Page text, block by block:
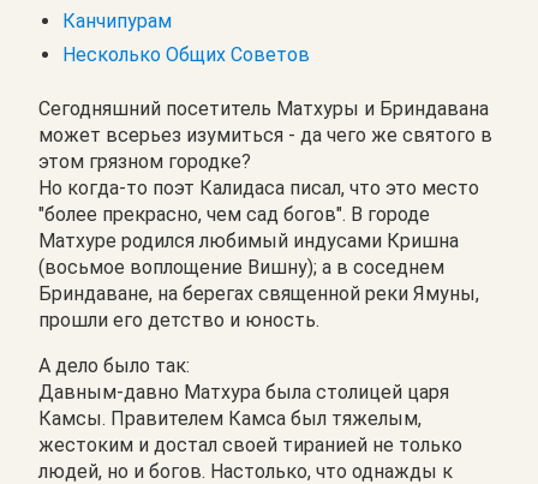
Канчипурам
Несколько Общих Советов
Сегодняшний посетитель Матхуры и Бриндавана
может всерьез изумиться - да чего же святого в
этом грязном городке?
Но когда-то поэт Калидаса писал, что это место
"более прекрасно, чем сад богов". В городе
Матхуре родился любимый индусами Кришна
(восьмое воплощение Вишну); а в соседнем
Бриндаване, на берегах священной реки Ямуны,
прошли его детство и юность.
А дело было так:
Давным-давно Матхура была столицей царя
Камсы. Правителем Камса был тяжелым,
жестоким и достал своей тиранией не только
людей, но и богов. Настолько, что однажды к